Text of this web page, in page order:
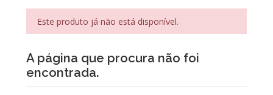
Este produto já não está disponível.
A página que procura não foi
encontrada.